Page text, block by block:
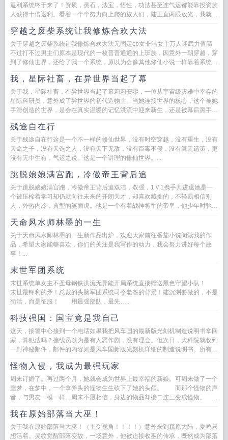
返利系统终于来了！资质，灵石，法宝，悟性，功法甚至连气运都能靠投资族
人获得十倍返利。看着一个个努力向上爬的族人们，陆正直两眼放光，我就喜
穿越之废柴系统让我修炼合欢大法
关于穿越之废柴系统让我修炼合欢大法无固定cp女非洁女主万人迷武力值高
不过打不过男主们原本是现代的一枚普普通通的上班族，因意外一朝穿越，穿
到了修仙世界，还给了我一个系统，原以为会像其他修仙小说一样靠着系统会
我，星际社畜，在异世界当起了幕
关于我，星际社畜，在异世界当起了幕莉莉安零，一位从宇宙级灾难中幸存的
星际科研员，意外成了异世界的初代造物主。当她连接世界的核心，这个被她
手滑创造的世界，是会在真实温暖的记忆洪流中迎来新生，还是被幕后黑手的
残途自在行
关于残途自在行这是一个不一样的修仙世界，没有时空穿越，没有重生，没有
天命之子，没有天选之人，没有天下无敌，没有百毒不侵，没有算无遗策，更
没有无中生有，气运之说。这是一个讲理的修仙世界。...
跳脱娘娘满宫跑，冷傲帝王背后追
关于跳脱娘娘满宫跑，冷傲帝王背后追双洁，双强，1Ｖ1携手共进退她是一
个被压榨着学习却仍就向往未来的开朗天才，却喜欢藏拙的，不轻易相信别
人，外热内冷，典型的笑面虎。他是一个有着战神将军的帝皇，他少年时驰骋
天命风水师林墨的一生
关于天命风水师林墨的一生新作品出炉，欢迎大家前往番茄小说阅读我的作
品，希望大家能够喜欢，你们的关注是我写作的动力，我会努力讲好每个故
事！...
末世军团系统
末世系统单女主不圣母钢铁洪流无异能开局系统直接赠送黑色守望小队！
末世最锋利的矛！总裁的头脑军团系统司令老爸的背景！陆沉渊要做的，不是
苟活，而是征服！ 用最强部队，最先…...
科技强国：国宝竟是我自己
这天，接警中心接到一个电话如果我把风车国的最新版光刻机制造说明书拿回
家，算犯法吗？接线员以为是有人恶作剧，没有理会。但次日，大科院就收到
一封神秘邮件，邮件的内容则是风车国新版光刻机详细的制造说明书。所有的
怪物入侵，我成为最强玩家
周末订婚了。再过两个月，她就会成为世界上最幸福的新娘。可周末做了一个
噩梦，在梦中，一个拿斧头的怪物生生砍下了她的头颅。 而那个怪物的声
音，与男友一模一样。周末不愿相信，身边的物品却接二连三变成怪物。
我在原始部落当大巫！
关于我在原始部落当大巫！（主受视角！！！！）意外来到森原大陆，夏鸣只
想活着。灵纹觉醒部落变故，一场意外，他被迫接收巫的传承，既然成为部落